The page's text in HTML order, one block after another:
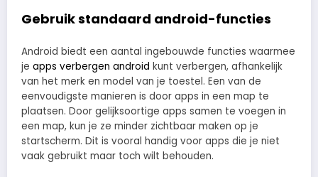
Gebruik standaard android-functies
Android biedt een aantal ingebouwde functies waarmee
je apps verbergen android kunt verbergen, afhankelijk
van het merk en model van je toestel. Een van de
eenvoudigste manieren is door apps in een map te
plaatsen. Door gelijksoortige apps samen te voegen in
een map, kun je ze minder zichtbaar maken op je
startscherm. Dit is vooral handig voor apps die je niet
vaak gebruikt maar toch wilt behouden.